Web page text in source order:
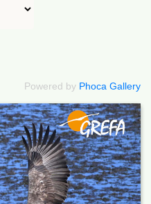
Powered by Phoca Gallery